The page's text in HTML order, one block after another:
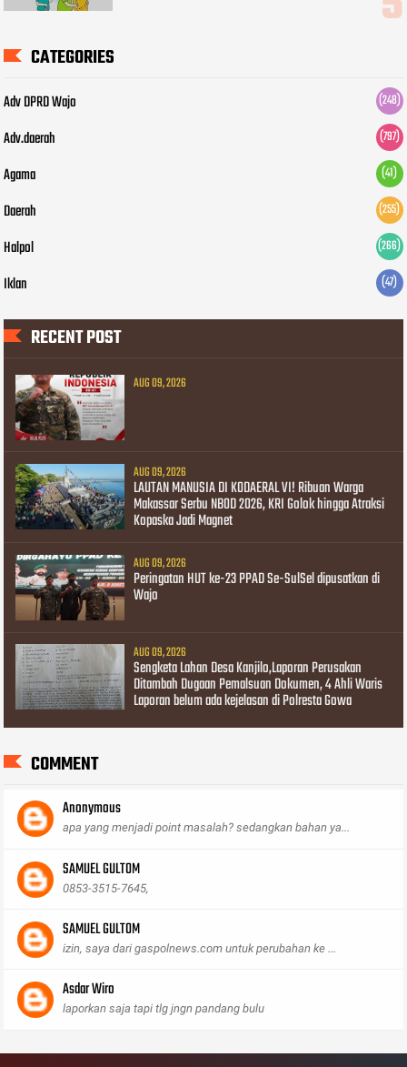
CATEGORIES
Adv DPRD Wajo (248)
Adv.daerah (797)
Agama (41)
Daerah (255)
Halpol (266)
Iklan (47)
RECENT POST
AUG 09, 2026
AUG 09, 2026
LAUTAN MANUSIA DI KODAERAL VI! Ribuan Warga
Makassar Serbu NBOD 2026, KRI Golok hingga Atraksi
Kopaska Jadi Magnet
AUG 09, 2026
Peringatan HUT ke-23 PPAD Se-SulSel dipusatkan di
Wajo
AUG 09, 2026
Sengketa Lahan Desa Kanjilo,Laporan Perusakan
Ditambah Dugaan Pemalsuan Dokumen, 4 Ahli Waris
Laporan belum ada kejelasan di Polresta Gowa
COMMENT
Anonymous
apa yang menjadi point masalah? sedangkan bahan ya...
SAMUEL GULTOM
0853-3515-7645,
SAMUEL GULTOM
izin, saya dari gaspolnews.com untuk perubahan ke ...
Asdar Wiro
laporkan saja tapi tlg jngn pandang bulu